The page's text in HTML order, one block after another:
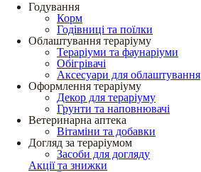
Годування
Корм
Годівниці та поїлки
Облаштування тераріуму
Тераріуми та фаунаріуми
Обігрівачі
Аксесуари для облаштування
Оформлення тераріуму
Декор для тераріуму
Грунти та наповнювачі
Ветеринарна аптека
Вітаміни та добавки
Догляд за тераріумом
Засоби для догляду
Акції та знижки